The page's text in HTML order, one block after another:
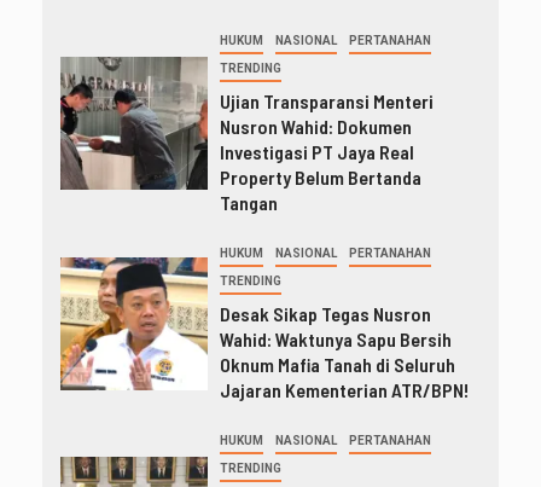
HUKUM NASIONAL PERTANAHAN
TRENDING
Ujian Transparansi Menteri
Nusron Wahid: Dokumen
Investigasi PT Jaya Real
Property Belum Bertanda
Tangan
HUKUM NASIONAL PERTANAHAN
TRENDING
Desak Sikap Tegas Nusron
Wahid: Waktunya Sapu Bersih
Oknum Mafia Tanah di Seluruh
Jajaran Kementerian ATR/BPN!
HUKUM NASIONAL PERTANAHAN
TRENDING